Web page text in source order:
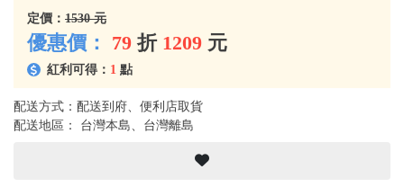
定價： 1530 元
優惠價： 79 折 1209 元
紅利可得： 1 點
配送方式：配送到府、便利店取貨
配送地區： 台灣本島、台灣離島